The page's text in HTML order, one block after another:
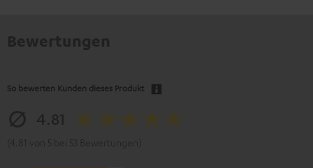
So bewerten Kunden dieses Produkt